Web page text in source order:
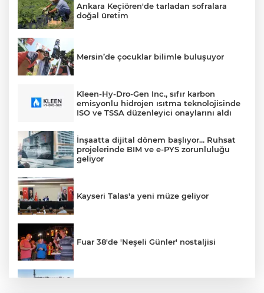
Ankara Keçiören'de tarladan sofralara
doğal üretim
Mersin’de çocuklar bilimle buluşuyor
Kleen-Hy-Dro-Gen Inc., sıfır karbon
emisyonlu hidrojen ısıtma teknolojisinde
ISO ve TSSA düzenleyici onaylarını aldı
İnşaatta dijital dönem başlıyor... Ruhsat
projelerinde BIM ve e-PYS zorunluluğu
geliyor
Kayseri Talas'a yeni müze geliyor
Fuar 38'de 'Neşeli Günler' nostaljisi